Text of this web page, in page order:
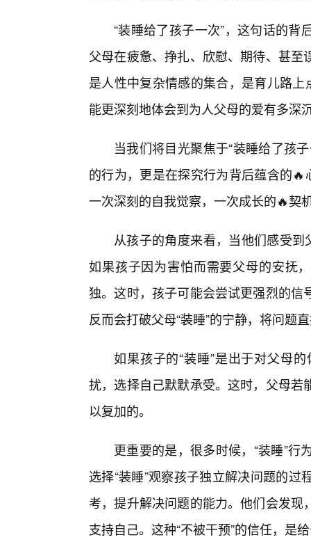
“装睡给了孩子一次”，这句话的
父母在疲惫、挣扎、欣慰、期待、甚
是人性中复杂情感的集合，是育儿路
能更深刻地体会到为人父母的爱有多深
当我们将目光聚焦于“装睡给了孩
的行为，更是在探究行为背后蕴含的
一次深刻的自我觉察，一次成长的🔥契
从孩子的角度来看，当他们感受到
如果孩子因为害怕而需要父母的安抚
独。这时，孩子可能会尝试更强烈的
反而会打破父母“装睡”的宁静，将问题
如果孩子的“装睡”是出于对父母
扰，选择自己默默承受。这时，父母
以复加的。
更重要的是，很多时候，“装睡”
选择“装睡”观察孩子独立解决问题的
考，提升解决问题的能力。他们会发
支持自己。这种“不被干预”的信任，是